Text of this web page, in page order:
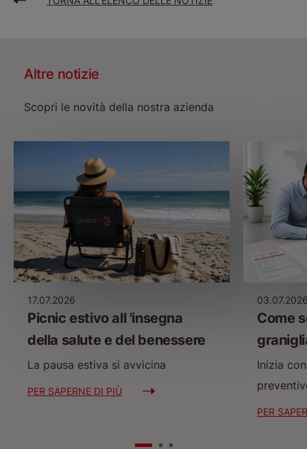
Altre notizie
Scopri le novità della nostra azienda
17.07.2026
Picnic estivo all 'insegna
della salute e del benessere
La pausa estiva si avvicina
PER SAPERNE DI PIÙ
Come
Inizia
PER